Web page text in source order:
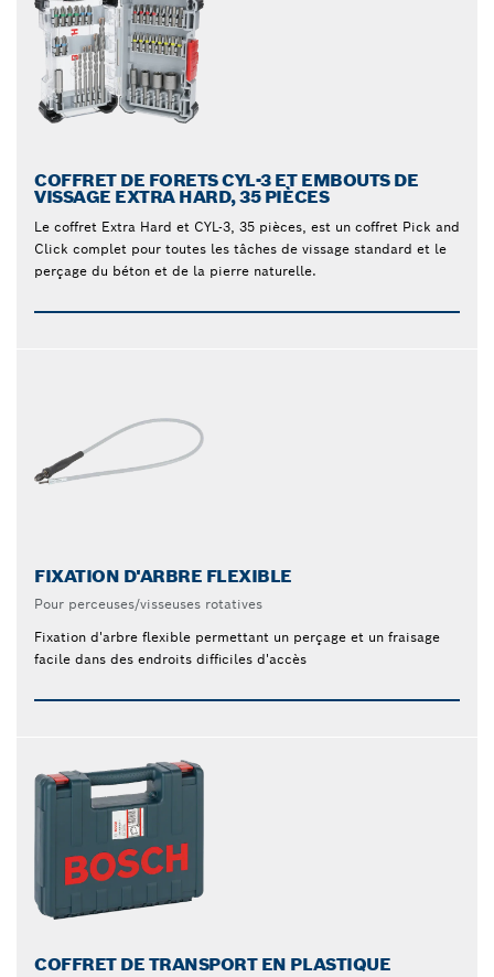
COFFRET DE FORETS CYL-3 ET EMBOUTS DE
VISSAGE EXTRA HARD, 35 PIÈCES
Le coffret Extra Hard et CYL-3, 35 pièces, est un coffret Pick and
Click complet pour toutes les tâches de vissage standard et le
perçage du béton et de la pierre naturelle.
FIXATION D'ARBRE FLEXIBLE
Pour perceuses/visseuses rotatives
Fixation d'arbre flexible permettant un perçage et un fraisage
facile dans des endroits difficiles d'accès
COFFRET DE TRANSPORT EN PLASTIQUE